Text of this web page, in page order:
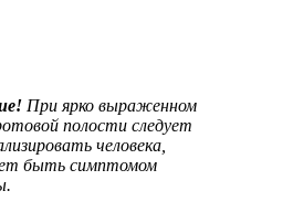
При ярко выраженном
полости следует
человека,
быть симптомом